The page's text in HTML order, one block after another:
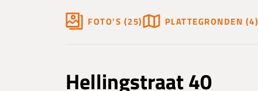
FOTO'S (25) PLATTEGRONDEN (4)
Hellingstraat 40